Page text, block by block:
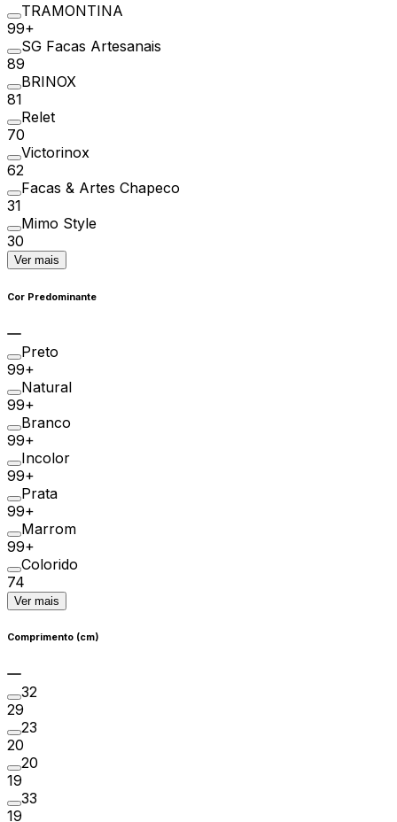
TRAMONTINA
99+
SG Facas Artesanais
89
BRINOX
81
Relet
70
Victorinox
62
Facas & Artes Chapeco
31
Mimo Style
30
Ver mais
Cor Predominante
Preto
99+
Natural
99+
Branco
99+
Incolor
99+
Prata
99+
Marrom
99+
Colorido
74
Ver mais
Comprimento (cm)
32
29
23
20
20
19
33
19